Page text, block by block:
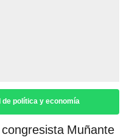
política y economía
Muñante